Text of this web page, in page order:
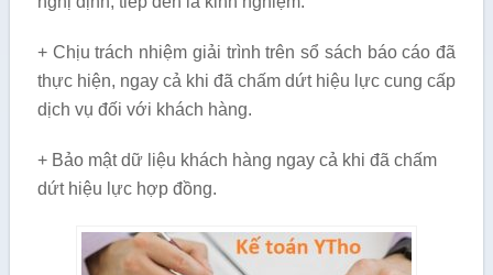
+ Chịu trách nhiệm giải trình trên sổ sách báo cáo đã
thực hiện, ngay cả khi đã chấm dứt hiệu lực cung cấp
dịch vụ đối với khách hàng.
+ Bảo mật dữ liệu khách hàng ngay cả khi đã chấm
dứt hiệu lực hợp đồng.